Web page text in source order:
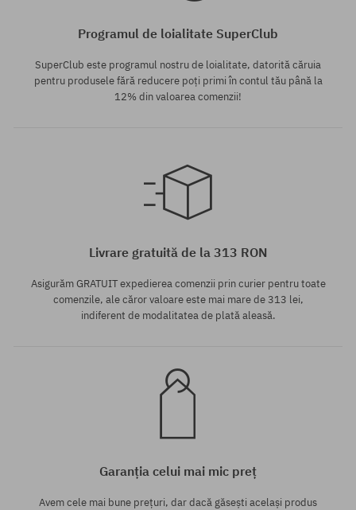
Programul de loialitate SuperClub
SuperClub este programul nostru de loialitate, datorită căruia
pentru produsele fără reducere poți primi în contul tău până la
12% din valoarea comenzii!
Livrare gratuită de la 313 RON
Asigurăm GRATUIT expedierea comenzii prin curier pentru toate
comenzile, ale căror valoare este mai mare de 313 lei,
indiferent de modalitatea de plată aleasă.
Garanția celui mai mic preț
Avem cele mai bune prețuri, dar dacă găsești același produs